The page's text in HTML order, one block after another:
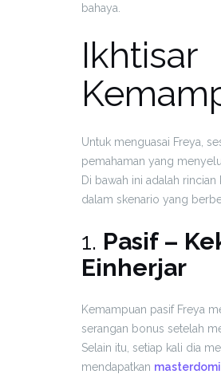
bahaya.
Ikhtisar
Untuk menguasai Freya,
pemahaman yang
Di bawah ini adalah
dalam skenario yang
1. Pasif –
Einherjar
Kemampuan pasif Freya
serangan bonus setelah
Selain itu, setiap kali dia
mendapatkan